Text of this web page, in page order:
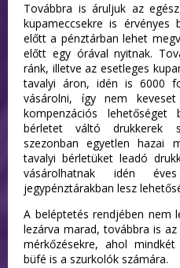
Továbbra is áruljuk az
kupameccsekre is
előtt a pénztárban lehet
előtt egy órával nyitnak.
ránk, illetve az esetleges
tavalyi áron, idén is 6000
vásárolni, így nem
kompenzációs
bérletet váltó drukkerek
szezonban egyetlen hazai
tavalyi bérletüket leadó
vásárolhatnak idén
jegypénztárakban lesz
A beléptetés rendjében nem
lezárva marad, továbbra is
mérkőzésekre, ahol
büfé is a szurkolók számára.